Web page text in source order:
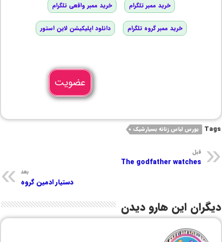
خرید ممبر تلگرام خرید ممبر واقعی تلگرام
خرید ممبر گروه تلگرام دانلود اپلیکیشن لاین استور
عضویت
Tags بورس لباس زنانه بسیارشیک
قبل
The godfather watches
بعد
دستیار ادمین گروه
دیگران این هارو دیدن